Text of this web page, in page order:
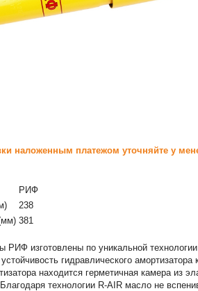
наложенным платежом уточняйте у
РИФ
238
381
РИФ изготовлены по уникальной технологии
гидравлического амортизатора
находится герметичная камера из
технологии R-AIR масло не